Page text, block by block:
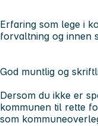
Erfaring som lege i
forvaltning og innen
God muntlig og
Dersom du ikke er
kommunen til rette
som